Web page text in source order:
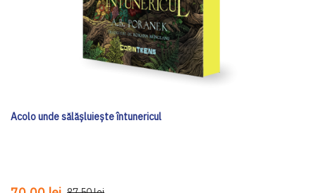
Acolo unde sălășluiește întunericul